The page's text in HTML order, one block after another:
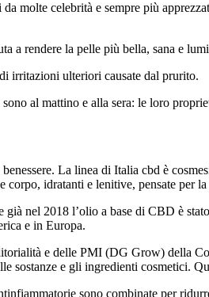
molte celebrità e sempre più
rendere la pelle più bella, sana e
irritazioni ulteriori causate dal prurito.
al mattino e alla sera: le loro
La linea di Italia cbd è
idratanti e lenitive, pensate per
nel 2018 l’olio a base di CBD è
e in Europa.
e delle PMI (DG Grow) della
e gli ingredienti cosmetici.
sono combinate per